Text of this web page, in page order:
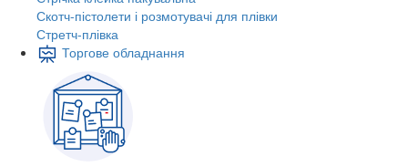
Скотч-пістолети і розмотувачі для плівки
Стретч-плівка
Торгове обладнання